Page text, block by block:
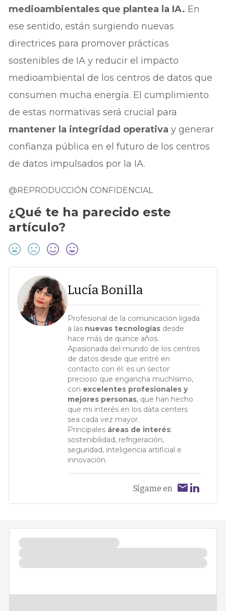
medioambientales que plantea la IA. En
ese sentido, están surgiendo nuevas
directrices para promover prácticas
sostenibles de IA y reducir el impacto
medioambiental de los centros de datos que
consumen mucha energía. El cumplimiento
de estas normativas será crucial para
mantener la integridad operativa y generar
confianza pública en el futuro de los centros
de datos impulsados por la IA.
@REPRODUCCIÓN CONFIDENCIAL
¿Qué te ha parecido este
artículo?
Lucía Bonilla
Profesional de la comunicación ligada
a las nuevas tecnologías desde
hace más de quince años.
Apasionada del mundo de los centros
de datos desde que entré en
contacto con él: es un sector
precioso que engancha muchísimo,
con excelentes profesionales y
mejores personas, que han hecho
que mi interés en los data centers
sea cada vez mayor.
Principales áreas de interés:
sostenibilidad, refrigeración,
seguridad, inteligencia artificial e
innovación.
Sígame en